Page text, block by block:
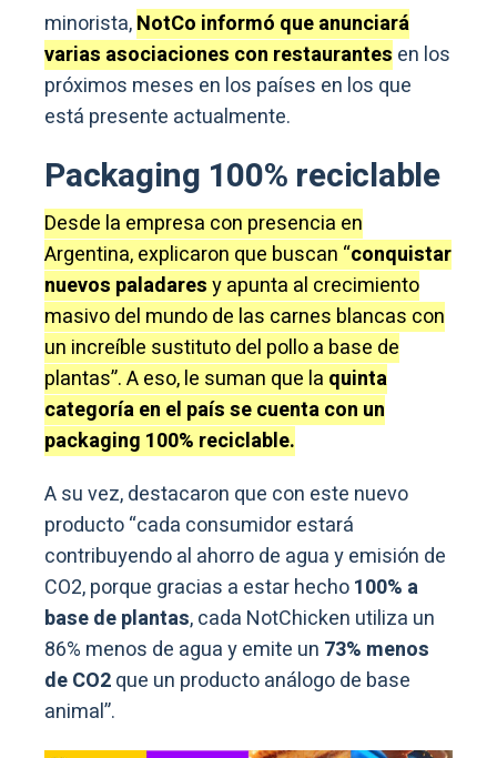
minorista,NotCo informó que anunciará
varias asociaciones con restaurantes en los
próximos meses en los países en los que
está presente actualmente.
Packaging 100% reciclable
Desde la empresa con presencia en
Argentina, explicaron que buscan “conquistar
nuevos paladaresy apunta al crecimiento
masivo del mundo de las carnes blancas con
un increíble sustituto del pollo a base de
plantas”. A eso, le suman que la quinta
categoría en el país se cuenta con un
packaging 100% reciclable.
A su vez, destacaron que con este nuevo
producto “cada consumidor estará
contribuyendo al ahorro de agua y emisión de
CO2, porque gracias a estar hecho100% a
base de plantas, cada NotChicken utiliza un
86% menos de agua y emite un 73% menos
de CO2que un producto análogo de base
animal”.